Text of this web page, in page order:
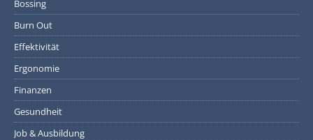
Bossing
Burn Out
Effektivität
Ergonomie
Finanzen
Gesundheit
Job & Ausbildung